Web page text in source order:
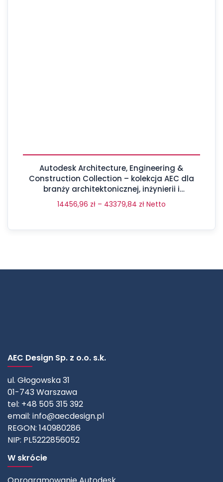
Autodesk Architecture, Engineering &
Construction Collection – kolekcja AEC dla
branży architektonicznej, inżynierii i
budownictwa
14456,96 zł – 43379,84 zł Netto
AEC Design Sp. z o.o. s.k.
ul. Głogowska 31
01-743 Warszawa
tel: +48 505 315 392
email: info@aecdesign.pl
REGON: 140980286
NIP: PL5222856052
W skrócie